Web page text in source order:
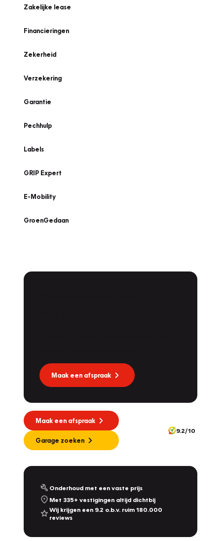
Zakelijke lease
Financieringen
Zekerheid
Verzekering
Garantie
Pechhulp
Labels
GRIP Expert
E-Mobility
GroenGedaan
Maak een afspraak
Maak een afspraak
Garage zoeken
9.2/10
Onderhoud met een vaste prijs
Met 335+ vestigingen altijd dichtbij
Wij krijgen een 9.2 o.b.v. ruim 180.000
reviews